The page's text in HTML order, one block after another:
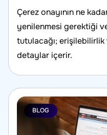
Çerez onayının ne
yenilenmesi gerektiği ve
tutulacağı; erişilebilirlik
detaylar içerir.
BLOG